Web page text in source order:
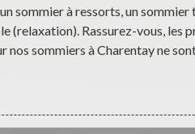
sommier à ressorts, un sommier
(relaxation). Rassurez-vous, les
nos sommiers à Charentay ne